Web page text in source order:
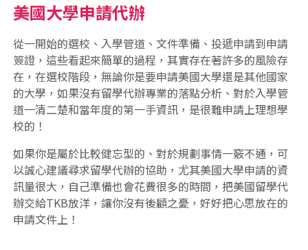
美國大學申請代辦
從一開始的選校、入學管道、文件準備、投遞申請到申請
簽證，這些看起來簡單的過程，其實存在著許多的風險存
在，在選校階段，無論你是要申請美國大學還是其他國家
的大學，如果沒有留學代辦專業的落點分析、對於入學管
道一清二楚和當年度的第一手資訊，是很難申請上理想學
校的！
如果你是屬於比較健忘型的、對於規劃事情一竅不通，可
以誠心建議尋求留學代辦的協助，尤其美國大學申請的資
訊量很大，自己準備也會花費很多的時間，把美國留學代
辦交給TKB放洋，讓你沒有後顧之憂，好好把心思放在的
申請文件上！